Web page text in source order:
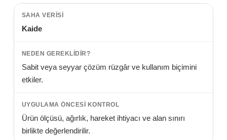
Kaide
Sabit veya seyyar çözüm rüzgâr ve kullanım biçimini
etkiler.
Ürün ölçüsü, ağırlık, hareket ihtiyacı ve alan sınırı
birlikte değerlendirilir.